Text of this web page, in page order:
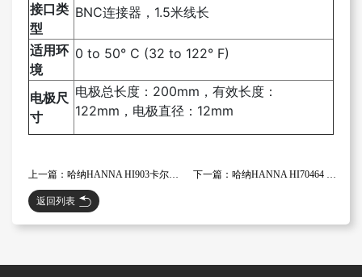
接口类
型
BNC连接器，1.5米线长
适用环
境
0 to 50° C (32 to 122° F)
电极尺
寸
电极总长度：200mm，有效长度：
122mm，电极直径：12mm
上一篇：哈纳HANNA HI903卡尔费休容量法【KF】水分滴定仪 下一篇：哈纳HANNA HI70464 定制专用标准酸碱度【1N】滴定试剂
返回列表